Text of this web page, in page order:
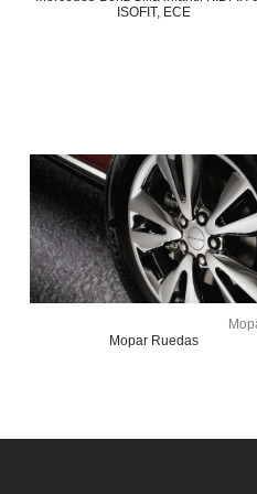
ISOFIT, ECE
Mopar Ruedas